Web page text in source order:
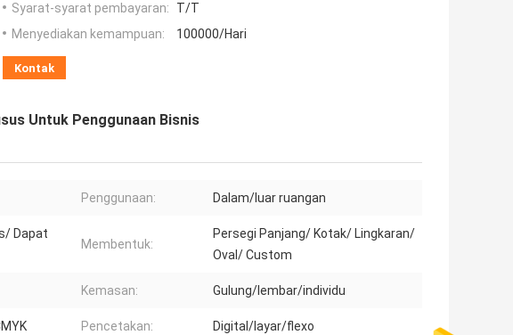
Syarat-syarat pembayaran:
T/T
Menyediakan kemampuan:
100000/Hari
Kontak
Untuk Penggunaan Bisnis
Penggunaan: Dalam/luar ruangan
Dapat
Membentuk:
Persegi Panjang/ Kotak/ Lingkaran/
Oval/ Custom
Kemasan: Gulung/lembar/individu
Pencetakan: Digital/layar/flexo